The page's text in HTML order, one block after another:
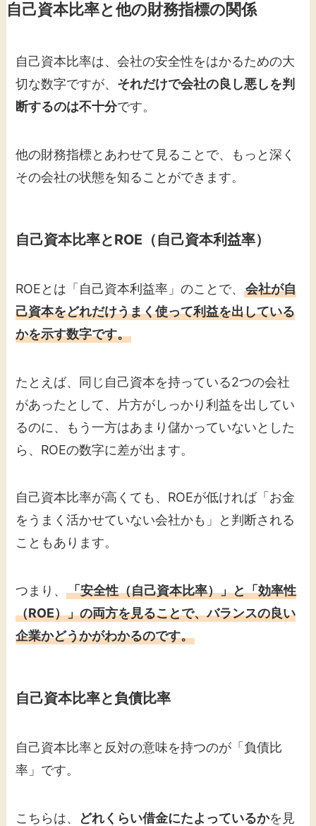
自己資本比率と他の財務指標の関係
自己資本比率は、会社の安全性をはかるための大
切な数字ですが、 それだけで会社の良し悪しを判
断するのは不十分です。
他の財務指標とあわせて見ることで、もっと深く
その会社の状態を知ることができます。
自己資本比率とROE（自己資本利益率）
ROEとは「自己資本利益率」のことで、会社が自
己資本をどれだけうまく使って利益を出している
かを示す数字です。
たとえば、同じ自己資本を持っている2つの会社
があったとして、片方がしっかり利益を出してい
るのに、もう一方はあまり儲かっていないとした
ら、ROEの数字に差が出ます。
自己資本比率が高くても、ROEが低ければ「お金
をうまく活かせていない会社かも」と判断される
こともあります。
つまり、「安全性（自己資本比率）」と「効率性
（ROE）」の両方を見ることで、バランスの良い
企業かどうかがわかるのです。
自己資本比率と負債比率
自己資本比率と反対の意味を持つのが「負債比
率」です。
こちらは、 どれくらい借金にたよっているかを見